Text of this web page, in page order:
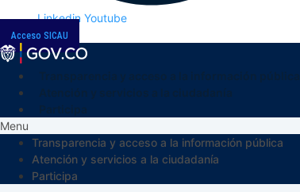
Linkedin Youtube
Acceso SICAU
Menu
Transparencia y acceso a la información pública
Atención y servicios a la ciudadanía
Participa